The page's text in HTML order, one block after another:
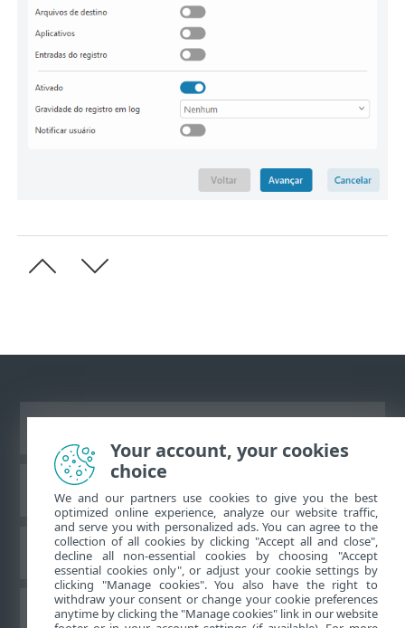
Base de conhecimento da ESET
Fórum ESET
Suporte regional
Your account, your cookies
choice
We and our partners use cookies to give you the best
optimized online experience, analyze our website traffic,
and serve you with personalized ads. You can agree to the
collection of all cookies by clicking "Accept all and close",
decline all non-essential cookies by choosing "Accept
essential cookies only", or adjust your cookie settings by
clicking "Manage cookies". You also have the right to
withdraw your consent or change your cookie preferences
anytime by clicking the "Manage cookies" link in our website